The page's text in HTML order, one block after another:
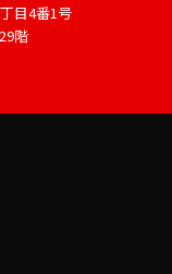
目4番1号
階